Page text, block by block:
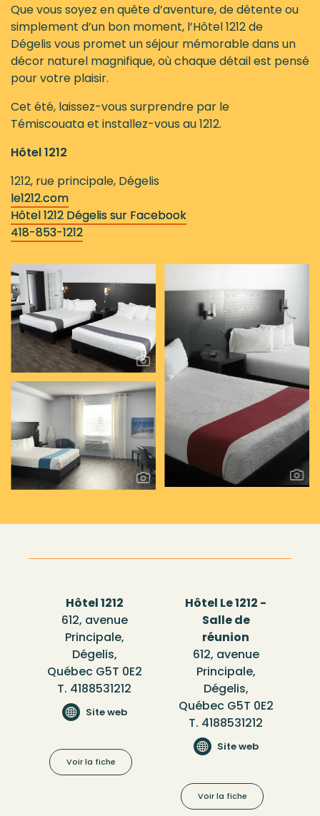
Que vous soyez en quête d’aventure, de détente ou
simplement d’un bon moment, l’Hôtel 1212 de
Dégelis vous promet un séjour mémorable dans un
décor naturel magnifique, où chaque détail est pensé
pour votre plaisir.
Cet été, laissez-vous surprendre par le
Témiscouata et installez-vous au 1212.
Hôtel 1212
1212, rue principale, Dégelis
le1212.com
Hôtel 1212 Dégelis sur Facebook
418-853-1212
Hôtel 1212
612, avenue
Principale,
Dégelis,
Québec G5T 0E2
T. 4188531212
Site web
Voir la fiche
Hôtel Le 1212 -
Salle de
réunion
612, avenue
Principale,
Dégelis,
Québec G5T 0E2
T. 4188531212
Site web
Voir la fiche